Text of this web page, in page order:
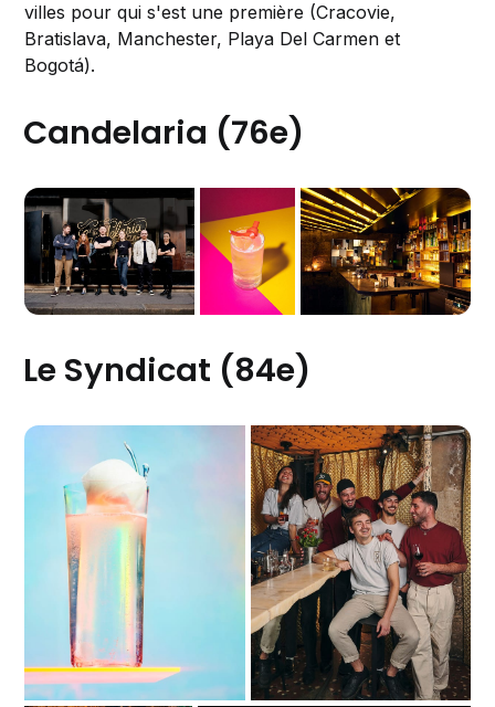
villes pour qui s'est une première (Cracovie,
Bratislava, Manchester, Playa Del Carmen et
Bogotá).
Candelaria (76e)
Le Syndicat (84e)